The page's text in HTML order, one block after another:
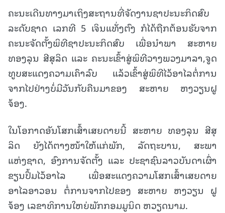
ຄະນະເດີນທາງມາເຖິງສະຖານທີ່ຈັດງານຊາປະນະກິດສົບ
ລະດັບຊາດ ເລກທີ 5 ເຈິນແທັ່ງຕົງ ກໍໄດ້ຖືກຕ້ອນຮັບຈາກ
ຄະນະຈັດຕັ້ງພິທີຊາປະນະກິດສົບ ເພື່ອນຳພາ ສະຫາຍ
ທອງລຸນ ສີສຸລິດ ແລະ ຄະນະເຂົ້າສູ່ພິທີວາງພວງມາລາ,ຈູດ
ທູບສະແດງຄວາມເຄົາລົບ ແລ້ວເຂົ້າສູ່ພິທີໄວ້ອາໄລຕໍ່ການ
ຈາກໄປຢ່າງບໍ່ມີວັນກັບຄືນມາຂອງ ສະຫາຍ ຫງວຽນຝູ
ຈ້ອງ.
ໃນໂອກາດອັນໂສກເສົ້າເສຍດາຍນີ້ ສະຫາຍ ທອງລຸນ ສີສຸ
ລິດ ຍັງໄດ້ຕາງໜ້າໃຫ້ແກ່ພັກ, ລັດຖະບານ, ສະພາ
ແຫ່ງຊາດ, ອົງການຈັດຕັ້ງ ແລະ ປະຊາຊົນລາວບັນດາເຜົ່າ
ຂຽນປຶ້ມໄວ້ອາໄລ ເພື່ອສະແດງຄວາມໂສກເສົ້າເສຍດາຍ
ອາໄລອາວອນ ຕໍ່ການຈາກໄປຂອງ ສະຫາຍ ຫງວຽນ ຝູ
ຈ້ອງ ເລຂາທິການໃຫຍ່ພັກກອມມູນິດ ຫວຽດນາມ.